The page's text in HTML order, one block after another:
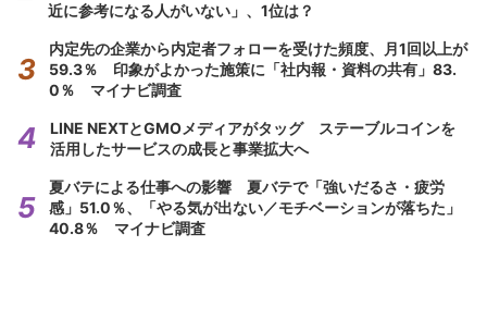
近に参考になる人がいない」、1位は？
内定先の企業から内定者フォローを受けた頻度、月1回以上が
59.3％ 印象がよかった施策に「社内報・資料の共有」83.
0％ マイナビ調査
LINE NEXTとGMOメディアがタッグ ステーブルコインを
活用したサービスの成長と事業拡大へ
夏バテによる仕事への影響 夏バテで「強いだるさ・疲労
感」51.0％、「やる気が出ない／モチベーションが落ちた」
40.8％ マイナビ調査